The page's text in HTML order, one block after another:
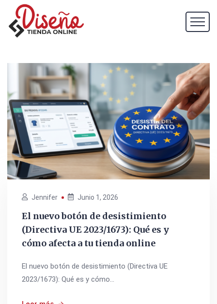
Jennifer Junio 1, 2026
El nuevo botón de desistimiento
(Directiva UE 2023/1673): Qué es y
cómo afecta a tu tienda online
El nuevo botón de desistimiento (Directiva UE
2023/1673): Qué es y cómo...